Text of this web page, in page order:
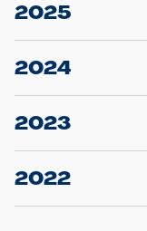
2025
23.12.2025
Projekt S5:
2024
10.12.2024
Großprojekt
2023
20.12.2023
Schleswig-
2022
22.12.2022